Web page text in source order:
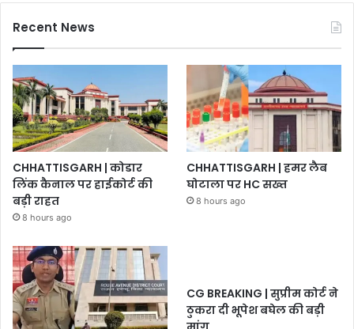
Recent News
CHHATTISGARH | कोडार
लिंक कैनाल पर हाईकोर्ट की
बड़ी राहत
8 hours ago
CHHATTISGARH | हमर लैब
घोटाला पर HC सख्त
8 hours ago
CG BREAKING | सुप्रीम कोर्ट ने
ठुकरा दी भूपेश बघेल की बड़ी